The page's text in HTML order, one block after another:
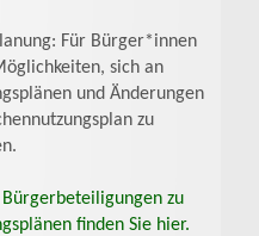
Für Bürger*innen
sich an
und Änderungen
zu
zu
finden Sie hier.